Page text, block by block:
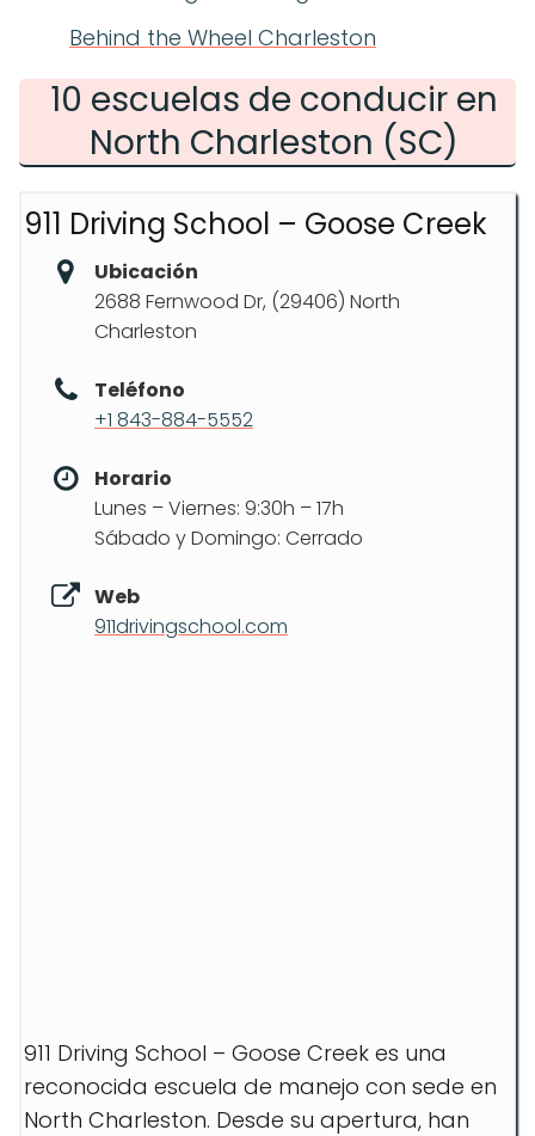
Behind the Wheel Charleston
10 escuelas de conducir en
North Charleston (SC)
911 Driving School – Goose Creek
Ubicación
2688 Fernwood Dr, (29406) North
Charleston
Teléfono
+1 843-884-5552
Horario
Lunes – Viernes: 9:30h – 17h
Sábado y Domingo: Cerrado
Web
911drivingschool.com
911 Driving School – Goose Creek es una
reconocida escuela de manejo con sede en
North Charleston. Desde su apertura, han